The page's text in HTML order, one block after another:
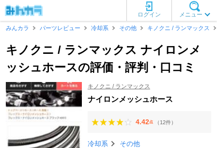
メニュー
ログイン
みんカラ
パーツレビュー 冷却系 その他 キノクニ / ランマックス
キノクニ / ランマックス ナイロンメ
ッシュホースの評価・評判・口コミ
キノクニ / ランマックス
ナイロンメッシュホース
4.42点 （12件）
冷却系 その他